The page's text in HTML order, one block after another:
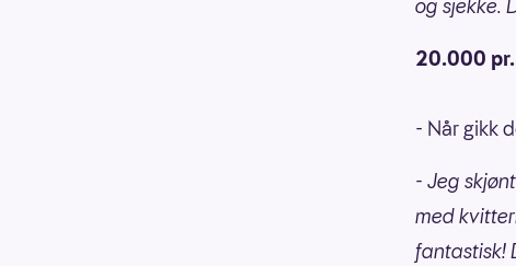
og sjekke.
20.000
- Når gikk
- Jeg
med
fantastisk!